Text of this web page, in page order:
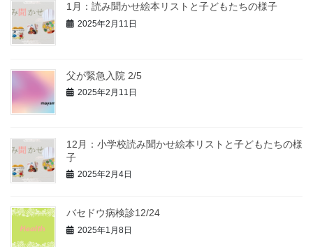
1月：読み聞かせ絵本リストと子どもたちの様子
2025年2月11日
父が緊急入院 2/5
2025年2月11日
12月：小学校読み聞かせ絵本リストと子どもたちの様
子
2025年2月4日
バセドウ病検診12/24
2025年1月8日